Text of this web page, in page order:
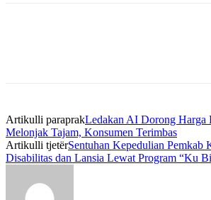
Artikulli paraprakLedakan AI Dorong Harga
Melonjak Tajam, Konsumen Terimbas
Artikulli tjetërSentuhan Kepedulian Pemkab
Disabilitas dan Lansia Lewat Program “Ku